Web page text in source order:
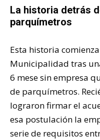
La historia detrás
parquímetros
Esta historia
Municipalidad tras
6 mese sin empresa
de parquímetros.
lograron firmar el
esa postulación la
serie de requisitos